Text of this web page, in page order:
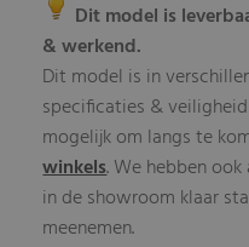
Dit model is
& werkend.
Dit model is in
specificaties &
mogelijk om langs te
winkels. We hebben
in de showroom klaar
meenemen.